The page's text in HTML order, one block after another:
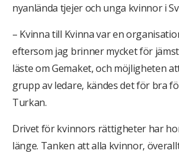
nyanlända tjejer och unga kvinnor i
– Kvinna till Kvinna var en
eftersom jag brinner mycket för
läste om Gemaket, och möjligheten
grupp av ledare, kändes det för bra
Turkan.
Drivet för kvinnors rättigheter har
länge. Tanken att alla kvinnor,